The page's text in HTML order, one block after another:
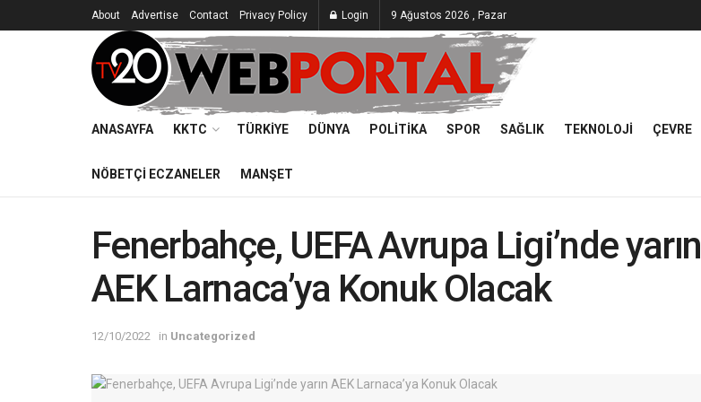
About Advertise Contact Privacy Policy Login 9 Ağustos 2026 , Pazar
ANASAYFA KKTC TÜRKIYE DÜNYA POLITIKA SPOR SAĞLIK TEKNOLOJI ÇEVRE
NÖBETÇI ECZANELER MANŞET
Fenerbahçe, UEFA Avrupa Ligi’nde yarın
AEK Larnaca’ya Konuk Olacak
12/10/2022 in Uncategorized